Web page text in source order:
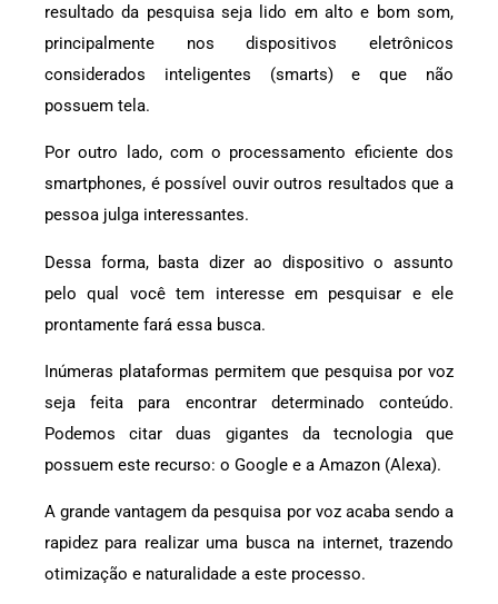
resultado da pesquisa seja lido em alto e bom som,
principalmente nos dispositivos eletrônicos
considerados inteligentes (smarts) e que não
possuem tela.
Por outro lado, com o processamento eficiente dos
smartphones, é possível ouvir outros resultados que a
pessoa julga interessantes.
Dessa forma, basta dizer ao dispositivo o assunto
pelo qual você tem interesse em pesquisar e ele
prontamente fará essa busca.
Inúmeras plataformas permitem que pesquisa por voz
seja feita para encontrar determinado conteúdo.
Podemos citar duas gigantes da tecnologia que
possuem este recurso: o Google e a Amazon (Alexa).
A grande vantagem da pesquisa por voz acaba sendo a
rapidez para realizar uma busca na internet, trazendo
otimização e naturalidade a este processo.